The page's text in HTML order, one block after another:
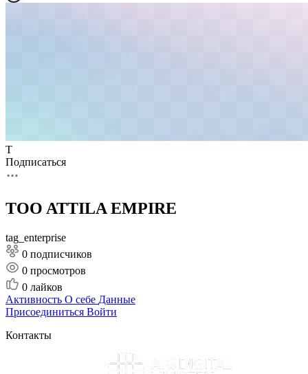
T
Подписаться
TOO ATTILA EMPIRE
tag_enterprise
0 подписчиков
0 просмотров
0 лайков
Активность О себе Данные
Присоединиться Войти
Контакты